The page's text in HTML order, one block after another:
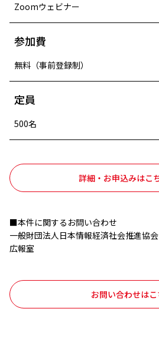
Zoomウェビナー
参加費
無料（事前登録制）
定員
500名
詳細・お申込みはこ
■本件に関するお問い合わせ
⼀般財団法⼈⽇本情報経済社会推進協会
広報室
お問い合わせはこ